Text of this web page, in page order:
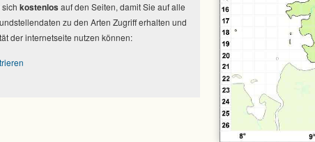
kostenlos auf den Seiten, damit Sie auf alle
zu den Arten Zugriff erhalten und
der internetseite nutzen können: